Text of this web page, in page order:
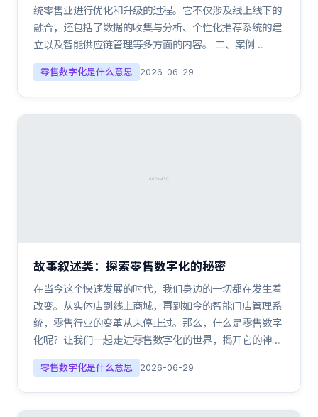
统零售业进行优化和升级的过程。它不仅涉及线上线下的
融合，还包括了数据的收集与分析、个性化推荐系统的建
立以及智能供应链管理等多方面的内容。 二、案例…
零售数字化是什么意思 2026-06-29
故事叙述类：探索零售数字化的秘密
在当今这个快速发展的时代，我们身边的一切都在发生着
改变。从实体店到线上商城，再到如今的智能门店管理系
统，零售行业的变革从未停止过。那么，什么是零售数字
化呢？让我们一起走进零售数字化的世界，揭开它的神…
零售数字化是什么意思 2026-06-29